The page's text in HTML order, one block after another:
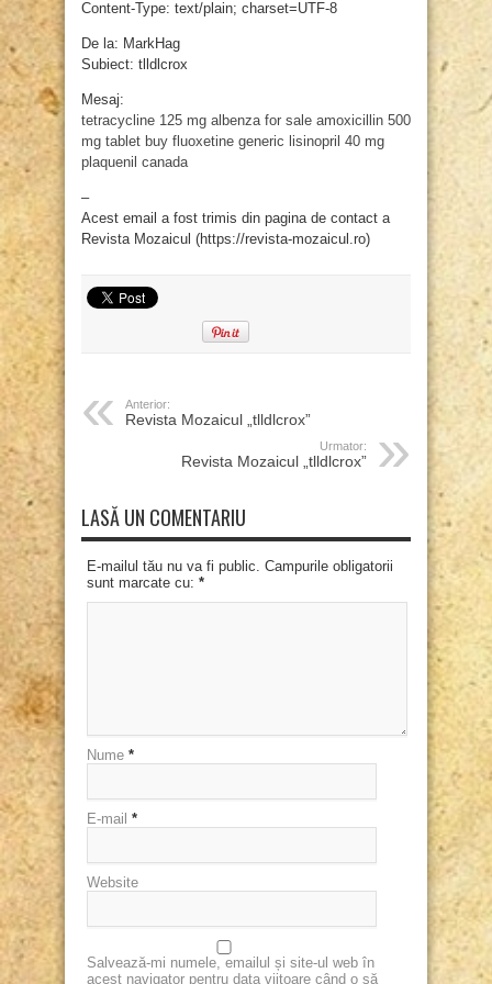
Content-Type: text/plain; charset=UTF-8
De la: MarkHag
Subiect: tlldlcrox
Mesaj:
tetracycline 125 mg albenza for sale amoxicillin 500
mg tablet buy fluoxetine generic lisinopril 40 mg
plaquenil canada
–
Acest email a fost trimis din pagina de contact a
Revista Mozaicul (https://revista-mozaicul.ro)
Anterior:
Revista Mozaicul „tlldlcrox”
Urmator:
Revista Mozaicul „tlldlcrox”
LASĂ UN COMENTARIU
E-mailul tău nu va fi public. Campurile obligatorii
sunt marcate cu: *
Nume *
E-mail *
Website
Salvează-mi numele, emailul și site-ul web în
acest navigator pentru data viitoare când o să